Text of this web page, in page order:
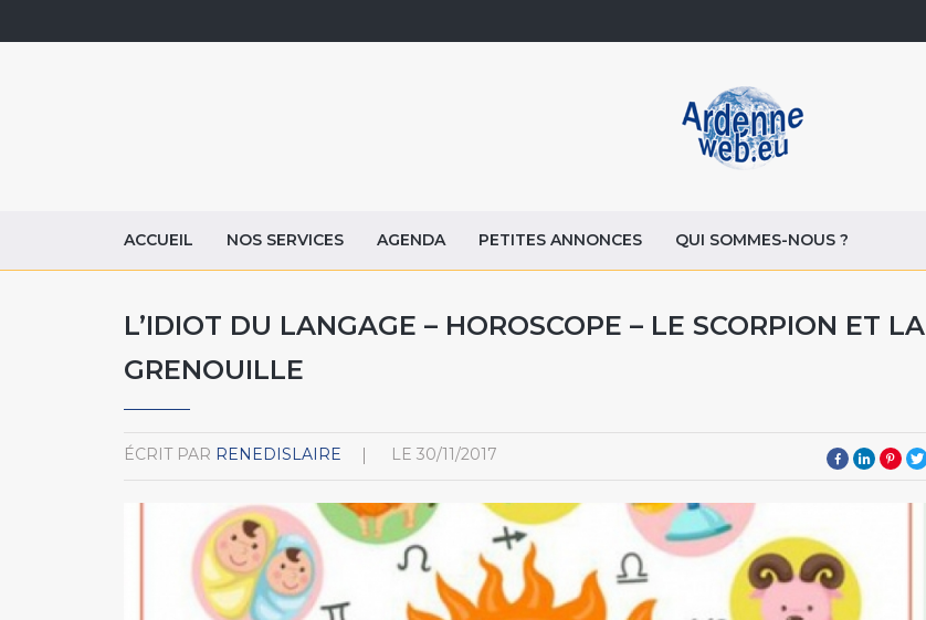
ACCUEIL NOS SERVICES AGENDA PETITES ANNONCES QUI SOMMES-NOUS ?
L’IDIOT DU LANGAGE – HOROSCOPE – LE SCORPION ET LA
GRENOUILLE
ÉCRIT PAR RENEDISLAIRE LE 30/11/2017